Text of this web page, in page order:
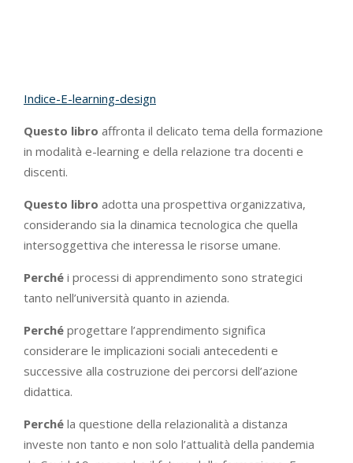
Indice-E-learning-design
Questo libro affronta il delicato tema della formazione
in modalità e-learning e della relazione tra docenti e
discenti.
Questo libro adotta una prospettiva organizzativa,
considerando sia la dinamica tecnologica che quella
intersoggettiva che interessa le risorse umane.
Perché i processi di apprendimento sono strategici
tanto nell’università quanto in azienda.
Perché progettare l’apprendimento significa
considerare le implicazioni sociali antecedenti e
successive alla costruzione dei percorsi dell’azione
didattica.
Perché la questione della relazionalità a distanza
investe non tanto e non solo l’attualità della pandemia